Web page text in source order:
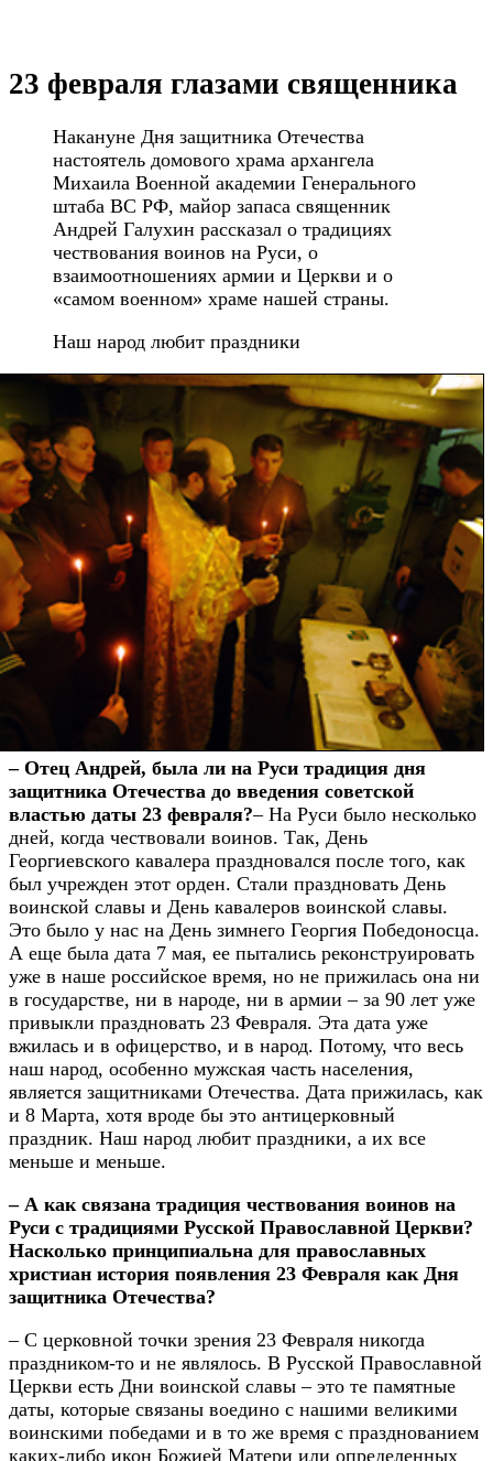
23 февраля глазами священника
Накануне Дня защитника Отечества
настоятель домового храма архангела
Михаила Военной академии Генерального
штаба ВС РФ, майор запаса священник
Андрей Галухин рассказал о традициях
чествования воинов на Руси, о
взаимоотношениях армии и Церкви и о
«самом военном» храме нашей страны.
Наш народ любит праздники
– Отец Андрей, была ли на Руси традиция дня
защитника Отечества до введения советской
властью даты 23 февраля?– На Руси было несколько
дней, когда чествовали воинов. Так, День
Георгиевского кавалера праздновался после того, как
был учрежден этот орден. Стали праздновать День
воинской славы и День кавалеров воинской славы.
Это было у нас на День зимнего Георгия Победоносца.
А еще была дата 7 мая, ее пытались реконструировать
уже в наше российское время, но не прижилась она ни
в государстве, ни в народе, ни в армии – за 90 лет уже
привыкли праздновать 23 Февраля. Эта дата уже
вжилась и в офицерство, и в народ. Потому, что весь
наш народ, особенно мужская часть населения,
является защитниками Отечества. Дата прижилась, как
и 8 Марта, хотя вроде бы это антицерковный
праздник. Наш народ любит праздники, а их все
меньше и меньше.
– А как связана традиция чествования воинов на
Руси с традициями Русской Православной Церкви?
Насколько принципиальна для православных
христиан история появления 23 Февраля как Дня
защитника Отечества?
– С церковной точки зрения 23 Февраля никогда
праздником-то и не являлось. В Русской Православной
Церкви есть Дни воинской славы – это те памятные
даты, которые связаны воедино с нашими великими
воинскими победами и в то же время с празднованием
каких-либо икон Божией Матери или определенных